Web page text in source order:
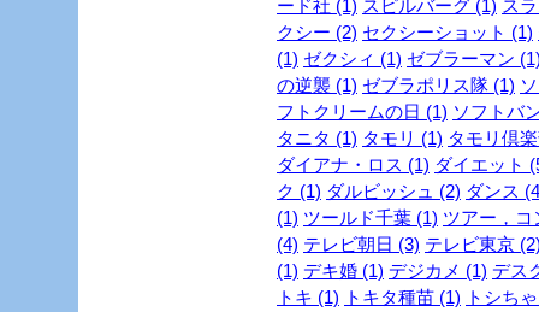
ード社 (1) スピルバーグ (1) ス
クシー (2) セクシーショット (1)
(1) ゼクシィ (1) ゼブラーマン
の逆襲 (1) ゼブラポリス隊 (1)
フトクリームの日 (1) ソフトバ
タニタ (1) タモリ (1) タモリ倶
ダイアナ・ロス (1) ダイエット
ク (1) ダルビッシュ (2) ダンス
(1) ツールド千葉 (1) ツアー，コ
(4) テレビ朝日 (3) テレビ東京
(1) デキ婚 (1) デジカメ (1) デス
トキ (1) トキタ種苗 (1) トシち